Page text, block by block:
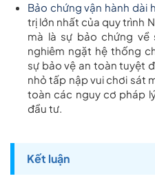
Bảo chứng vận hành dài
trị lớn nhất của quy trình
mà là sự bảo chứng về
nghiêm ngặt hệ thống
sự bảo vệ an toàn tuyệt
nhỏ tấp nập vui chơi sát
toàn các nguy cơ pháp
đầu tư.
Kết luận